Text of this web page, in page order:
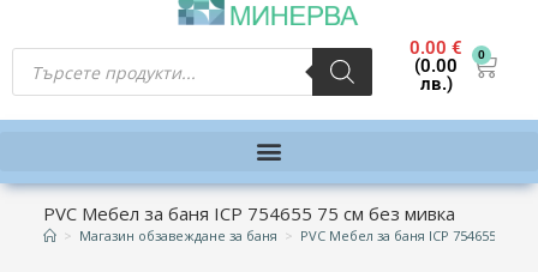
0.00€
(0.00
лв.)
0
PVC Мебел за баня ICP 754655 75 см без мивка
> Магазин обзавеждане за баня > PVC Мебел за баня ICP 754655 75